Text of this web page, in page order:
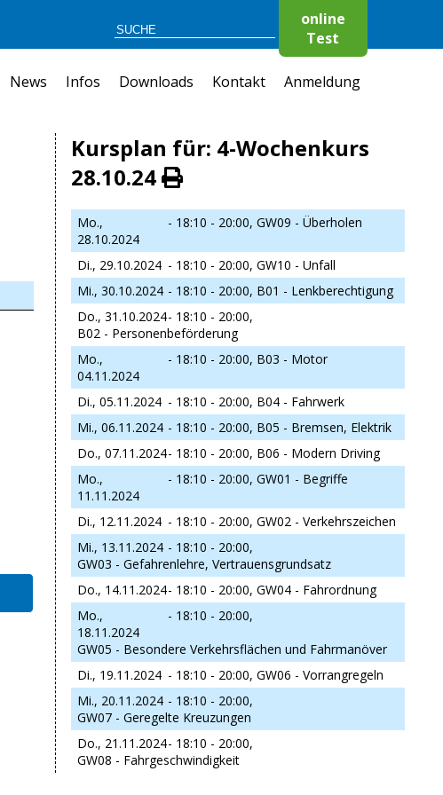
online
Test
News Infos Downloads Kontakt Anmeldung
Kursplan für: 4-Wochenkurs
28.10.24
Mo.,
28.10.2024
- 18:10 - 20:00, GW09 - Überholen
Di., 29.10.2024 - 18:10 - 20:00, GW10 - Unfall
Mi., 30.10.2024 - 18:10 - 20:00, B01 - Lenkberechtigung
Do., 31.10.2024- 18:10 - 20:00,
B02 - Personenbeförderung
Mo.,
04.11.2024
- 18:10 - 20:00, B03 - Motor
Di., 05.11.2024 - 18:10 - 20:00, B04 - Fahrwerk
Mi., 06.11.2024 - 18:10 - 20:00, B05 - Bremsen, Elektrik
Do., 07.11.2024- 18:10 - 20:00, B06 - Modern Driving
Mo.,
11.11.2024
- 18:10 - 20:00, GW01 - Begriffe
Di., 12.11.2024 - 18:10 - 20:00, GW02 - Verkehrszeichen
Mi., 13.11.2024 - 18:10 - 20:00,
GW03 - Gefahrenlehre, Vertrauensgrundsatz
Do., 14.11.2024- 18:10 - 20:00, GW04 - Fahrordnung
Mo.,
18.11.2024
- 18:10 - 20:00,
GW05 - Besondere Verkehrsflächen und Fahrmanöver
Di., 19.11.2024 - 18:10 - 20:00, GW06 - Vorrangregeln
Mi., 20.11.2024 - 18:10 - 20:00,
GW07 - Geregelte Kreuzungen
Do., 21.11.2024- 18:10 - 20:00,
GW08 - Fahrgeschwindigkeit